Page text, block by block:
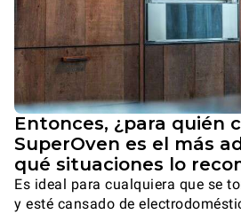
Entonces, ¿para quién
SuperOven es el más
qué situaciones lo
Es ideal para cualquiera que se
y esté cansado de